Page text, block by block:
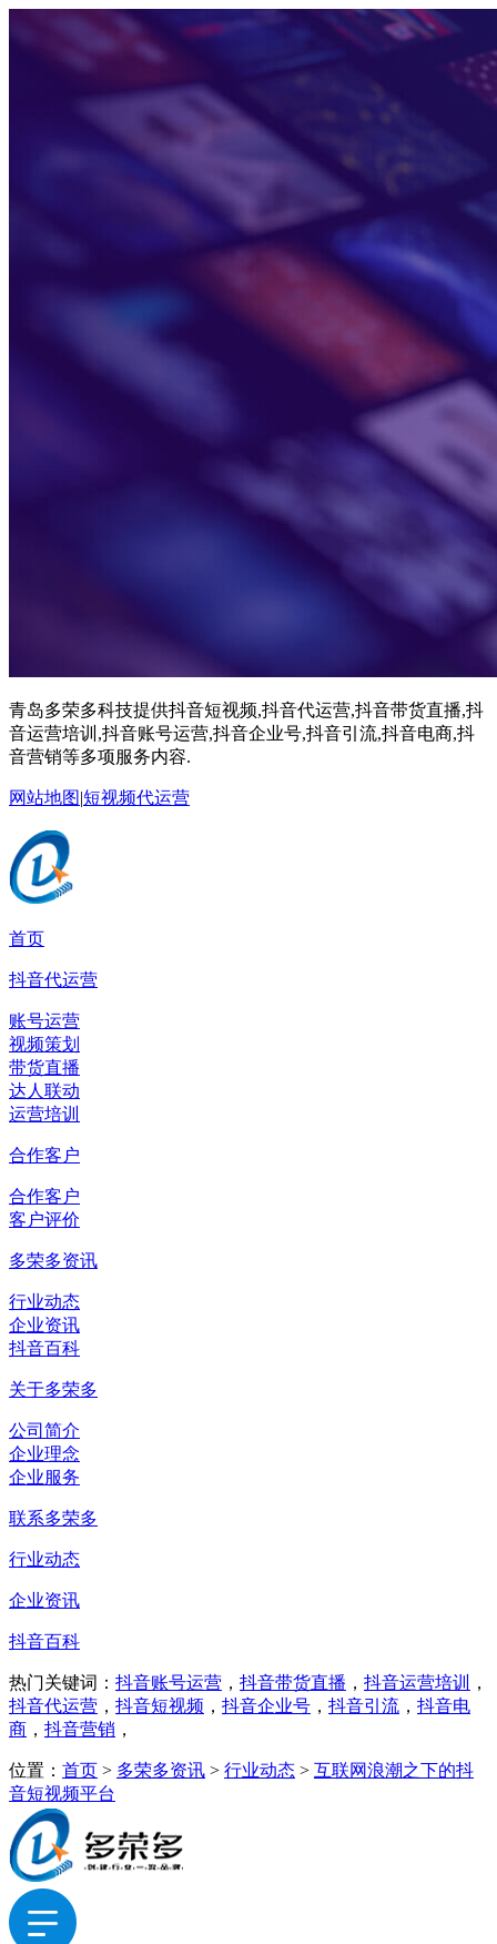
青岛多荣多科技提供抖音短视频,抖音代运营,抖音带货直播,抖
音运营培训,抖音账号运营,抖音企业号,抖音引流,抖音电商,抖
音营销等多项服务内容.
网站地图|短视频代运营
首页
抖音代运营
账号运营
视频策划
带货直播
达人联动
运营培训
合作客户
合作客户
客户评价
多荣多资讯
行业动态
企业资讯
抖音百科
关于多荣多
公司简介
企业理念
企业服务
联系多荣多
行业动态
企业资讯
抖音百科
热门关键词： 抖音账号运营 ， 抖音带货直播 ， 抖音运营培训
，
抖音代运营 ， 抖音短视频 ， 抖音企业号 ， 抖音引流 ， 抖音电
商 ， 抖音营销 ，
位置： 首页 > 多荣多资讯 > 行业动态 > 互联网浪潮之下的抖
音短视频平台